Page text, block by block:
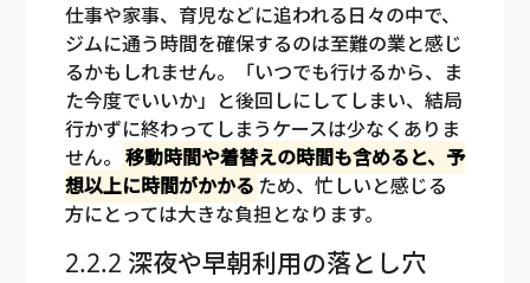
仕事や家事、育児などに追われる日々の中で、
ジムに通う時間を確保するのは至難の業と感じ
るかもしれません。「いつでも行けるから、ま
た今度でいいか」と後回しにしてしまい、結局
行かずに終わってしまうケースは少なくありま
せん。 移動時間や着替えの時間も含めると、予
想以上に時間がかかる ため、忙しいと感じる
方にとっては大きな負担となります。
2.2.2 深夜や早朝利用の落とし穴